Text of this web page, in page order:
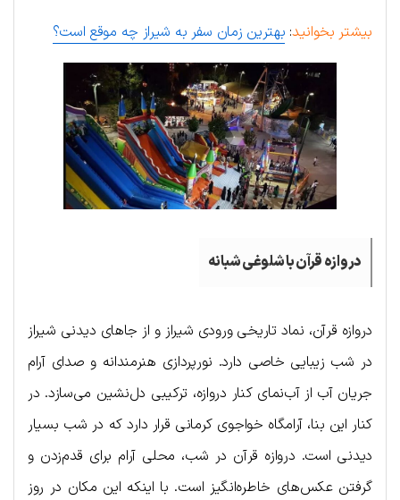
بیشتر بخوانید: بهترین زمان سفر به شیراز چه موقع است؟
دروازه قرآن با شلوغی شبانه
دروازه قرآن، نماد تاریخی ورودی شیراز و از جاهای دیدنی شیراز
در شب زیبایی خاصی دارد. نورپردازی هنرمندانه و صدای آرام
جریان آب از آب‌نمای کنار دروازه، ترکیبی دل‌نشین می‌سازد. در
کنار این بنا، آرامگاه خواجوی کرمانی قرار دارد که در شب بسیار
دیدنی است. دروازه قرآن در شب، محلی آرام برای قدم‌زدن و
گرفتن عکس‌های خاطره‌انگیز است. با اینکه این مکان در روز